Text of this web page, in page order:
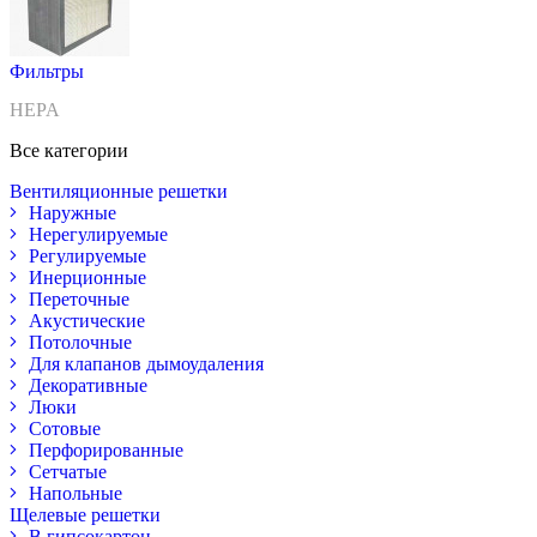
Фильтры
HEPA
Все категории
Вентиляционные решетки
Наружные
Нерегулируемые
Регулируемые
Инерционные
Переточные
Акустические
Потолочные
Для клапанов дымоудаления
Декоративные
Люки
Сотовые
Перфорированные
Сетчатые
Напольные
Щелевые решетки